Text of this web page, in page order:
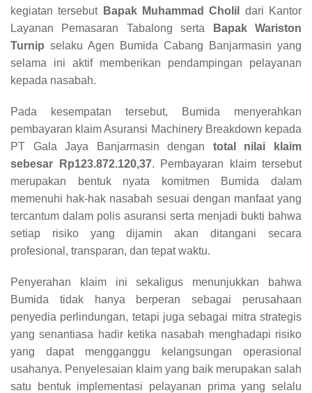
kegiatan tersebut Bapak Muhammad Cholil
dari Kantor
Layanan Pemasaran Tabalong serta
Bapak Wariston
Turnip selaku Agen Bumida Cabang Banjarmasin yang
selama ini aktif memberikan pendampingan pelayanan
kepada nasabah.
Pada kesempatan tersebut, Bumida menyerahkan
pembayaran klaim Asuransi Machinery Breakdown kepada
PT Gala Jaya Banjarmasin dengan total nilai klaim
sebesar Rp123.872.120,37. Pembayaran klaim tersebut
merupakan bentuk nyata komitmen Bumida dalam
memenuhi hak-hak nasabah sesuai dengan manfaat yang
tercantum dalam polis asuransi serta menjadi bukti bahwa
setiap risiko yang dijamin akan ditangani secara
profesional, transparan, dan tepat waktu.
Penyerahan klaim ini sekaligus menunjukkan bahwa
Bumida tidak hanya berperan sebagai perusahaan
penyedia perlindungan, tetapi juga sebagai mitra strategis
yang senantiasa hadir ketika nasabah menghadapi risiko
yang dapat mengganggu kelangsungan operasional
usahanya. Penyelesaian klaim yang baik merupakan salah
satu bentuk implementasi pelayanan prima yang selalu